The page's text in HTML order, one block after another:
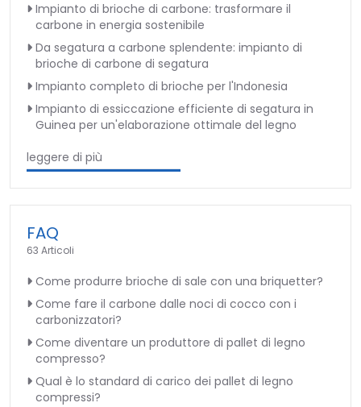
Impianto di brioche di carbone: trasformare il
carbone in energia sostenibile
Da segatura a carbone splendente: impianto di
brioche di carbone di segatura
Impianto completo di brioche per l'Indonesia
Impianto di essiccazione efficiente di segatura in
Guinea per un'elaborazione ottimale del legno
leggere di più
FAQ
63 Articoli
Come produrre brioche di sale con una briquetter?
Come fare il carbone dalle noci di cocco con i
carbonizzatori?
Come diventare un produttore di pallet di legno
compresso?
Qual è lo standard di carico dei pallet di legno
compressi?